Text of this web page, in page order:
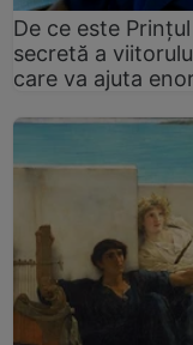
De ce este
secretă a
care va ajuta